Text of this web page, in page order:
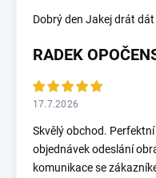
Dobrý den Jakej drát
RADEK
17.7.2026
Skvělý obchod.
objednávek odeslání
komunikace se